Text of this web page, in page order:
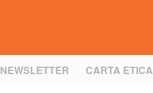
NEWSLETTER CARTA ETICA